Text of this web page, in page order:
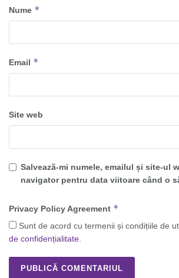
Nume *
Email *
Site web
Salvează-mi numele, emailul și site-ul
navigator pentru data viitoare când o
Privacy Policy Agreement *
Sunt de acord cu termenii și condițiile de
de confidențialitate.